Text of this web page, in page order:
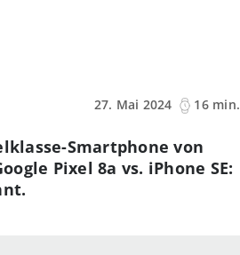
27. Mai 2024
16 min.
Smartphone von
Pixel 8a vs. iPhone SE: